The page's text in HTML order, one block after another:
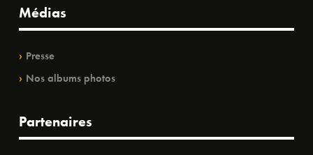
Médias
Presse
Nos albums photos
Partenaires